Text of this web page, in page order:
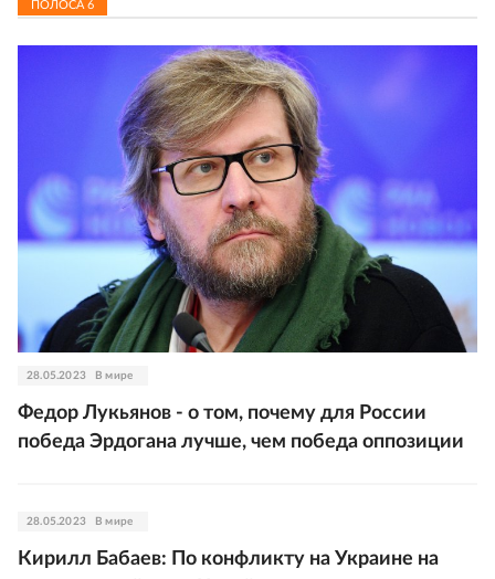
ПОЛОСА6
28.05.2023 В мире
Федор Лукьянов - о том, почему для России
победа Эрдогана лучше, чем победа оппозиции
28.05.2023 В мире
Кирилл Бабаев: По конфликту на Украине на